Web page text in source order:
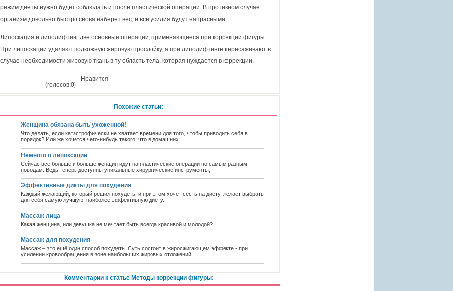
режим диеты нужно будет соблюдать и после пластической операции. В противном случае
организм довольно быстро снова наберет вес, и все усилия будут напрасными.
Липоскация и липолифтинг две основные операции, применяющиеся при коррекции фигуры.
При липоскации удаляют подкожную жировую прослойку, а при липолифтинге пересаживают в
случае необходимости жировую ткань в ту область тела, которая нуждается в коррекции.
Нравится
(голосов:0)
Похожие статьи:
Женщина обязана быть ухоженной!
Что делать, если катастрофически не хватает времени для того, чтобы приводить себя в
порядок? Или же хочется чего-нибудь такого, что в домашних
Немного о липоксации
Сейчас все больше и больше женщин идут на пластические операции по самым разным
поводам. Ведь теперь доступны уникальные хирургические инструменты,
Эффективные диеты для похудения
Каждый желающий, который решил похудеть, и при этом хочет сесть на диету, желает выбрать
для себя самую лучшую, наиболее эффективную диету.
Массаж лица
Какая женщина, или девушка не мечтает быть всегда красивой и молодой?
Массаж для похудения
Массаж – это ещё один способ похудеть. Суть состоит в жиросжигающем эффекте - при
усилении кровообращения в зоне наибольших жировых отложений
Комментарии к статье Методы коррекции фигуры: